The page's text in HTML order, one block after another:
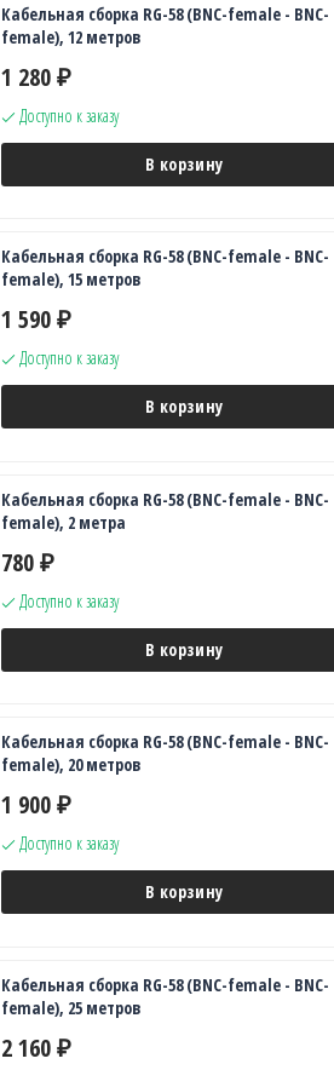
Кабельная сборка RG-58 (BNC-female - BNC-
female), 12 метров
1 280 ₽
Доступно к заказу
В корзину
Кабельная сборка RG-58 (BNC-female - BNC-
female), 15 метров
1 590 ₽
Доступно к заказу
В корзину
Кабельная сборка RG-58 (BNC-female - BNC-
female), 2 метра
780 ₽
Доступно к заказу
В корзину
Кабельная сборка RG-58 (BNC-female - BNC-
female), 20 метров
1 900 ₽
Доступно к заказу
В корзину
Кабельная сборка RG-58 (BNC-female - BNC-
female), 25 метров
2 160 ₽